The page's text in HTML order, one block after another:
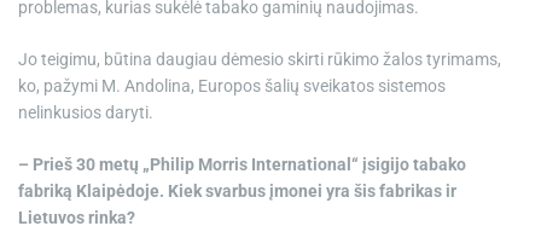
problemas, kurias sukėlė tabako gaminių naudojimas.
Jo teigimu, būtina daugiau dėmesio skirti rūkimo žalos tyrimams,
ko, pažymi M. Andolina, Europos šalių sveikatos sistemos
nelinkusios daryti.
– Prieš 30 metų „Philip Morris International“ įsigijo tabako
fabriką Klaipėdoje. Kiek svarbus įmonei yra šis fabrikas ir
Lietuvos rinka?